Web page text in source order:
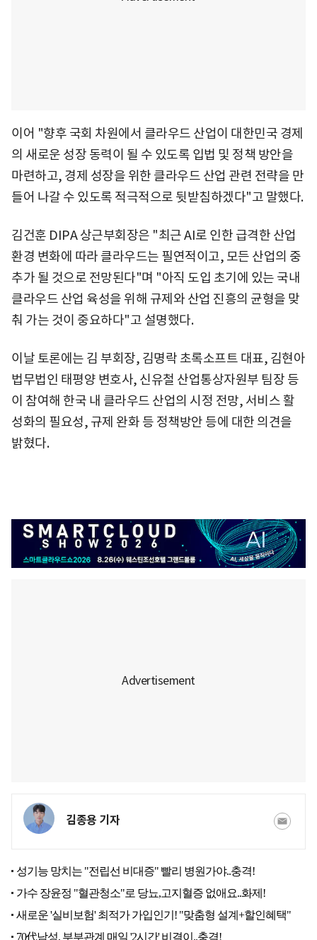
이어 "향후 국회 차원에서 클라우드 산업이 대한민국 경제
의 새로운 성장 동력이 될 수 있도록 입법 및 정책 방안을
마련하고, 경제 성장을 위한 클라우드 산업 관련 전략을 만
들어 나갈 수 있도록 적극적으로 뒷받침하겠다"고 말했다.
김건훈 DIPA 상근부회장은 "최근 AI로 인한 급격한 산업
환경 변화에 따라 클라우드는 필연적이고, 모든 산업의 중
추가 될 것으로 전망된다"며 "아직 도입 초기에 있는 국내
클라우드 산업 육성을 위해 규제와 산업 진흥의 균형을 맞
춰 가는 것이 중요하다"고 설명했다.
이날 토론에는 김 부회장, 김명락 초록소프트 대표, 김현아
법무법인 태평양 변호사, 신유철 산업통상자원부 팀장 등
이 참여해 한국 내 클라우드 산업의 시정 전망, 서비스 활
성화의 필요성, 규제 완화 등 정책방안 등에 대한 의견을
밝혔다.
김종용 기자